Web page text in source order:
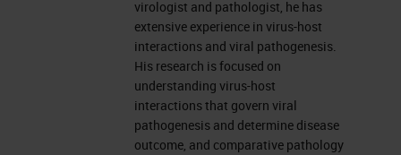
virologist and pathologist, he has
extensive experience in virus-host
interactions and viral pathogenesis.
His research is focused on
understanding virus-host
interactions that govern viral
pathogenesis and determine disease
outcome, and comparative pathology